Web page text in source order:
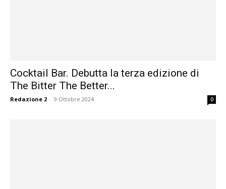
Cocktail Bar. Debutta la terza edizione di
The Bitter The Better...
Redazione 2 - 9 Ottobre 2024 0